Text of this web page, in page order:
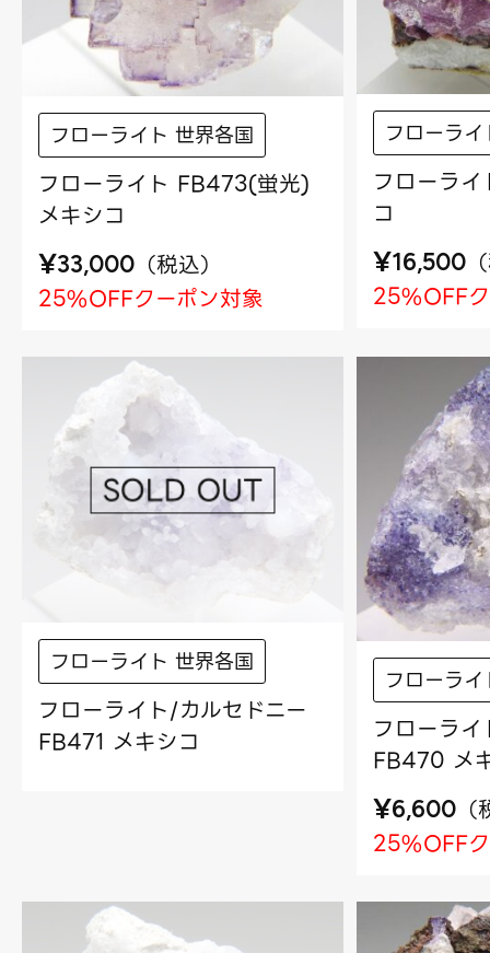
フローライト 世界各国
フローライト FB473(蛍光)
メキシコ
¥33,000 （税込）
25%OFFクーポン対象
フローラ
フローラ
コ
¥16,500 （
25%OFF
フローライト 世界各国
フローライト/カルセドニー
FB471 メキシコ
フローラ
フローラ
FB470 メ
¥6,600 （
25%OFF